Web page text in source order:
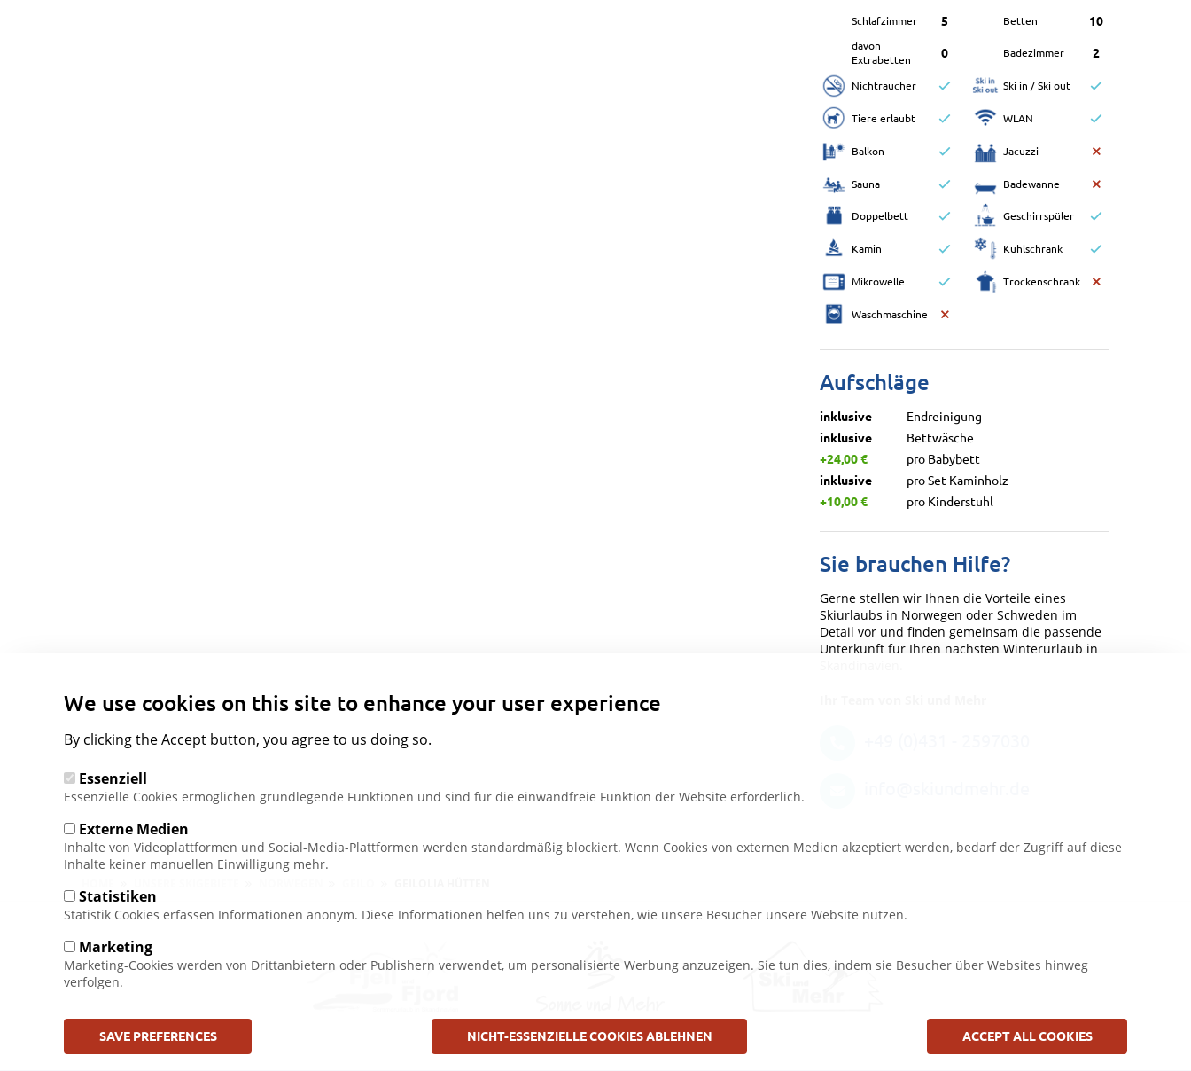
Schlafzimmer 5 Betten 10
davon
Extrabetten
0 Badezimmer 2
Nichtraucher Ski in / Ski out
Tiere erlaubt WLAN
Balkon Jacuzzi
Sauna Badewanne
Doppelbett Geschirrspüler
Kamin Kühlschrank
Mikrowelle Trockenschrank
Waschmaschine
Aufschläge
inklusive
Endreinigung
inklusive
Bettwäsche
+24,00 €
pro Babybett
inklusive
pro Set Kaminholz
+10,00 €
pro Kinderstuhl
Sie brauchen Hilfe?
Gerne stellen wir Ihnen die Vorteile eines
Skiurlaubs in Norwegen oder Schweden im
Detail vor und finden gemeinsam die passende
Unterkunft für Ihren nächsten Winterurlaub in
Pfadnavigation
We use cookies on this site to enhance your user experience
By clicking the Accept button, you agree to us doing so.
Essenziell
Essenzielle Cookies ermöglichen grundlegende Funktionen und sind für die einwandfreie Funktion der Website erforderlich.
Externe Medien
Inhalte von Videoplattformen und Social-Media-Plattformen werden standardmäßig blockiert. Wenn Cookies von externen Medien akzeptiert werden, bedarf der Zugriff auf diese
Inhalte keiner manuellen Einwilligung mehr.
Statistiken
Statistik Cookies erfassen Informationen anonym. Diese Informationen helfen uns zu verstehen, wie unsere Besucher unsere Website nutzen.
Marketing
Marketing-Cookies werden von Drittanbietern oder Publishern verwendet, um personalisierte Werbung anzuzeigen. Sie tun dies, indem sie Besucher über Websites hinweg
verfolgen.
SAVE PREFERENCES NICHT-ESSENZIELLE COOKIES ABLEHNEN ACCEPT ALL COOKIES